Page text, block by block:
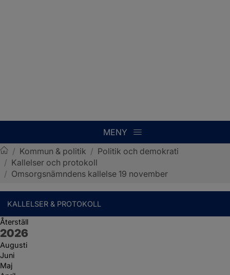
MENY
Sotenäs kommun
/ Kommun & politik / Politik och demokrati
/ Kallelser och protokoll
/ Omsorgsnämndens kallelse 19 november
KALLELSER & PROTOKOLL
Återställ
År:
2026
Augusti
Juni
Maj